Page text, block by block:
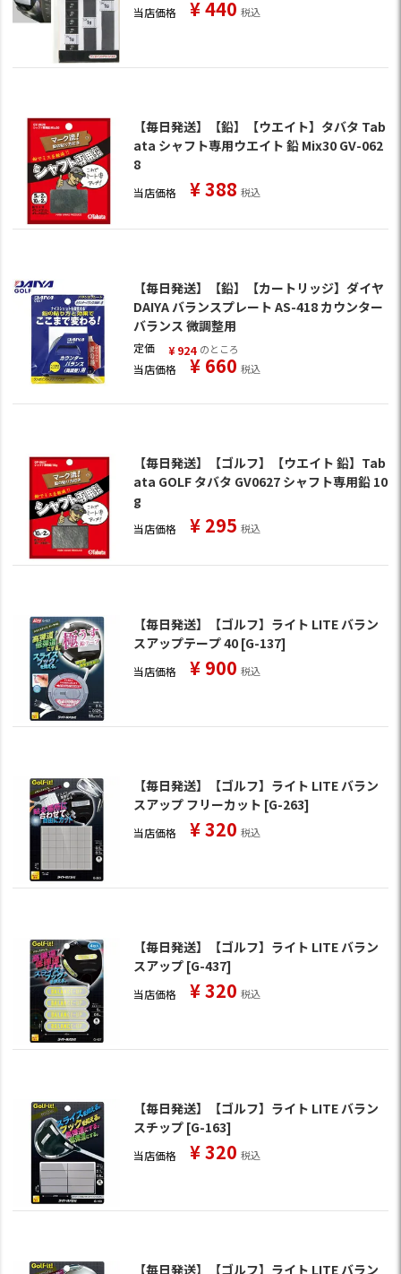
当店価格 ¥440 税込
【毎日発送】【鉛】【ウエイト】タバタ Tab
ata シャフト専用ウエイト 鉛 Mix30 GV-062
8
当店価格 ¥388 税込
【毎日発送】【鉛】【カートリッジ】ダイヤ
DAIYA バランスプレート AS-418 カウンター
バランス 微調整用
定価 ¥ 924 のところ
当店価格 ¥ 660 税込
【毎日発送】【ゴルフ】【ウエイト 鉛】Tab
ata GOLF タバタ GV0627 シャフト専用鉛 10
g
当店価格 ¥ 295 税込
【毎日発送】【ゴルフ】ライト LITE バラン
スアップテープ 40 [G-137]
当店価格 ¥ 900 税込
【毎日発送】【ゴルフ】ライト LITE バラン
スアップ フリーカット [G-263]
当店価格 ¥320 税込
【毎日発送】【ゴルフ】ライト LITE バラン
スアップ [G-437]
当店価格 ¥320 税込
【毎日発送】【ゴルフ】ライト LITE バラン
スチップ [G-163]
当店価格 ¥320 税込
【毎日発送】【ゴルフ】ライト LITE バラン